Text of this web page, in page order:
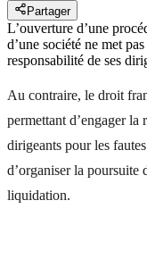
Partager
L’ouverture d’une
d’une société ne met
responsabilité de ses
Au contraire, le droit
permettant d’engager
dirigeants pour les
d’organiser la poursuite
liquidation.